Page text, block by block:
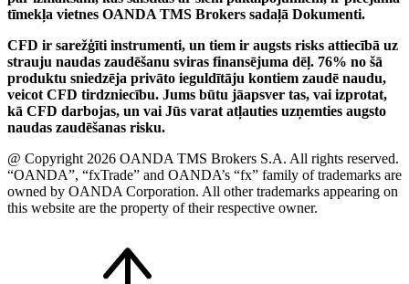
tīmekļa vietnes OANDA TMS Brokers sadaļā Dokumenti.
CFD ir sarežģīti instrumenti, un tiem ir augsts risks attiecībā uz
strauju naudas zaudēšanu sviras finansējuma dēļ. 76% no šā
produktu sniedzēja privāto ieguldītāju kontiem zaudē naudu,
veicot CFD tirdzniecību. Jums būtu jāapsver tas, vai izprotat,
kā CFD darbojas, un vai Jūs varat atļauties uzņemties augsto
naudas zaudēšanas risku.
@ Copyright 2026 OANDA TMS Brokers S.A. All rights reserved.
“OANDA”, “fxTrade” and OANDA’s “fx” family of trademarks are
owned by OANDA Corporation. All other trademarks appearing on
this website are the property of their respective owner.